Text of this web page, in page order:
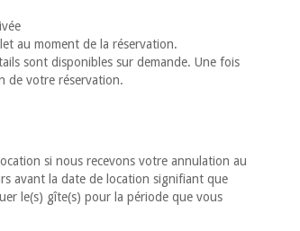
au moment de la réservation.
sont disponibles sur demande. Une fois
de votre réservation.
si nous recevons votre annulation au
avant la date de location signifiant que
le(s) gîte(s) pour la période que vous